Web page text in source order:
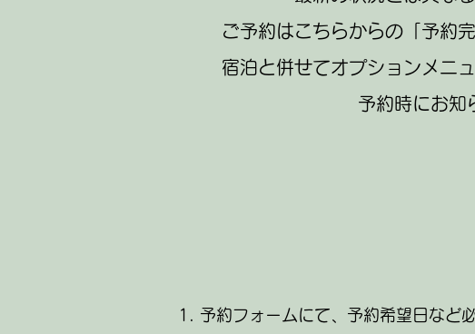
ご予約はこちらからの「予約
宿泊と併せてオプションメニ
予約時にお知
予約フォームにて、予約希望日など